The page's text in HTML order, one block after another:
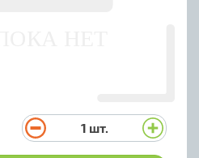
1 шт.